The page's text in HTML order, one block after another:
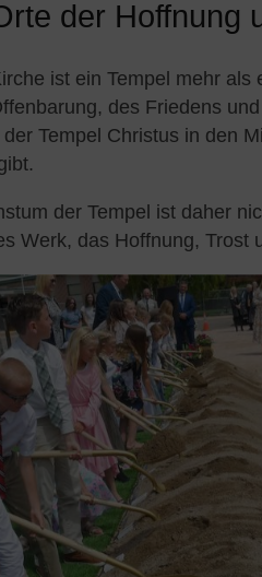
der Hoffnung
ist ein Tempel mehr
des Friedens
Tempel Christus in den
der Tempel ist daher
Werk, das Hoffnung, Trost